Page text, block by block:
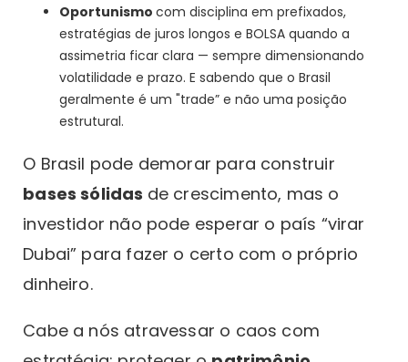
Oportunismocom disciplina em prefixados,
estratégias de juros longos e BOLSA quando a
assimetria ficar clara — sempre dimensionando
volatilidade e prazo. E sabendo que o Brasil
geralmente é um "trade” e não uma posição
estrutural.
O Brasil pode demorar para construir
bases sólidas de crescimento, mas o
investidor não pode esperar o país “virar
Dubai” para fazer o certo com o próprio
dinheiro.
Cabe a nós atravessar o caos com